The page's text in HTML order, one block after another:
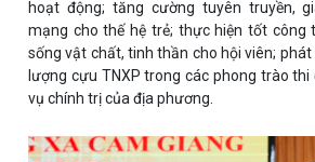
hoạt động; tăng cường tuyên truyền,
mạng cho thế hệ trẻ; thực hiện tốt công
sống vật chất, tinh thần cho hội viên;
lượng cựu TNXP trong các phong trào
vụ chính trị của địa phương.